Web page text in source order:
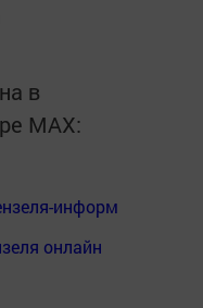
в
MАХ:
информ
онлайн